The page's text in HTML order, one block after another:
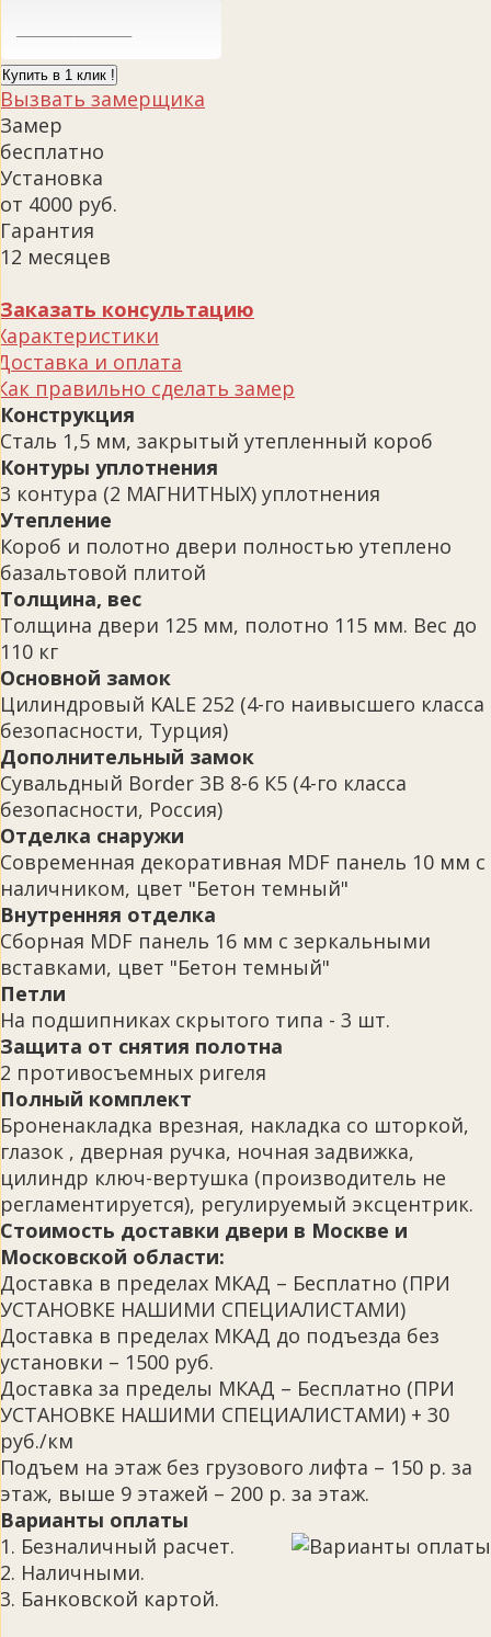
Купить в 1 клик !
Вызвать замерщика
Замер
бесплатно
Установка
от 4000 руб.
Гарантия
12 месяцев
Заказать консультацию
и оплата
правильно сделать замер
Конструкция
Сталь 1,5 мм, закрытый утепленный короб
Контуры уплотнения
3 контура (2 МАГНИТНЫХ) уплотнения
Утепление
Короб и полотно двери полностью утеплено
базальтовой плитой
Толщина, вес
Толщина двери 125 мм, полотно 115 мм. Вес до
110 кг
Основной замок
Цилиндровый KALE 252 (4-го наивысшего класса
безопасности, Турция)
Дополнительный замок
Сувальдный Border ЗВ 8-6 К5 (4-го класса
безопасности, Россия)
Отделка снаружи
Современная декоративная MDF панель 10 мм с
наличником, цвет "Бетон темный"
Внутренняя отделка
Сборная MDF панель 16 мм с зеркальными
вставками, цвет "Бетон темный"
Петли
На подшипниках скрытого типа - 3 шт.
Защита от снятия полотна
2 противосъемных ригеля
Полный комплект
Броненакладка врезная, накладка со шторкой,
глазок , дверная ручка, ночная задвижка,
цилиндр ключ-вертушка (производитель не
регламентируется), регулируемый эксцентрик.
Стоимость доставки двери в Москве и
Московской области:
Доставка в пределах МКАД – Бесплатно (ПРИ
УСТАНОВКЕ НАШИМИ СПЕЦИАЛИСТАМИ)
Доставка в пределах МКАД до подъезда без
установки – 1500 руб.
Доставка за пределы МКАД – Бесплатно (ПРИ
УСТАНОВКЕ НАШИМИ СПЕЦИАЛИСТАМИ) + 30
руб./км
Подъем на этаж без грузового лифта – 150 р. за
этаж, выше 9 этажей – 200 р. за этаж.
Варианты оплаты
1. Безналичный расчет.
2. Наличными.
3. Банковской картой.